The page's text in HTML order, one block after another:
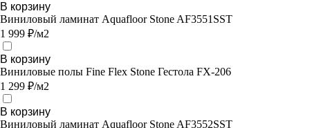
В корзину
Виниловый ламинат Aquafloor Stone AF3551SST
1 999 ₽/м2
В корзину
Виниловые полы Fine Flex Stone Гестола FX-206
1 299 ₽/м2
В корзину
Виниловый ламинат Aquafloor Stone AF3552SST